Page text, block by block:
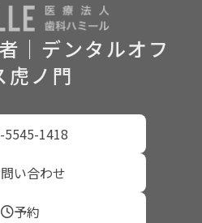
｜デンタルオフ
虎ノ門
5545-1418
い合わせ
予約